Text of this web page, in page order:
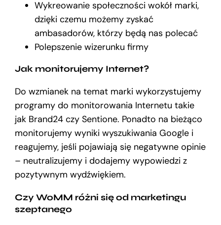
Wykreowanie społeczności wokół marki,
dzięki czemu możemy zyskać
ambasadorów, którzy będą nas polecać
Polepszenie wizerunku firmy
Jak monitorujemy Internet?
Do wzmianek na temat marki wykorzystujemy
programy do monitorowania Internetu takie
jak Brand24 czy Sentione. Ponadto na bieżąco
monitorujemy wyniki wyszukiwania Google i
reagujemy, jeśli pojawiają się negatywne opinie
– neutralizujemy i dodajemy wypowiedzi z
pozytywnym wydźwiękiem.
Czy WoMM różni się od marketingu
szeptanego